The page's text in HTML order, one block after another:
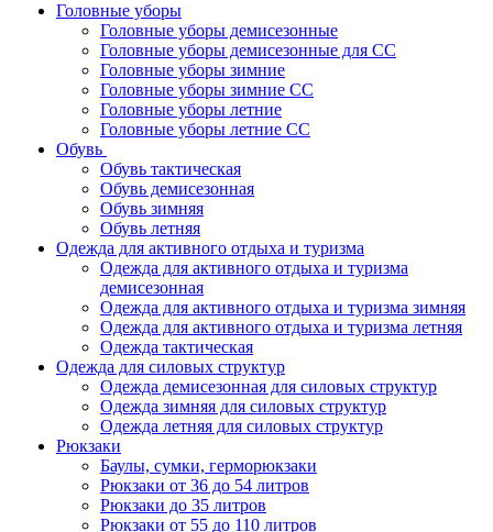
Головные уборы
Головные уборы демисезонные
Головные уборы демисезонные для СС
Головные уборы зимние
Головные уборы зимние СС
Головные уборы летние
Головные уборы летние СС
Обувь
Обувь тактическая
Обувь демисезонная
Обувь зимняя
Обувь летняя
Одежда для активного отдыха и туризма
Одежда для активного отдыха и туризма
демисезонная
Одежда для активного отдыха и туризма зимняя
Одежда для активного отдыха и туризма летняя
Одежда тактическая
Одежда для силовых структур
Одежда демисезонная для силовых структур
Одежда зимняя для силовых структур
Одежда летняя для силовых структур
Рюкзаки
Баулы, сумки, герморюкзаки
Рюкзаки от 36 до 54 литров
Рюкзаки до 35 литров
Рюкзаки от 55 до 110 литров